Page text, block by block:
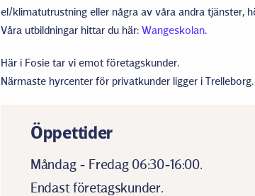
el/klimatutrustning eller några av våra andra tjänster,
Våra utbildningar hittar du här: Wangeskolan.
Här i Fosie tar vi emot företagskunder.
Närmaste hyrcenter för privatkunder ligger i Trelleborg.
Öppettider
Måndag - Fredag 06:30-16:00.
Endast företagskunder.